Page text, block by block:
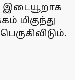
இடையூறாக
மிகுந்து